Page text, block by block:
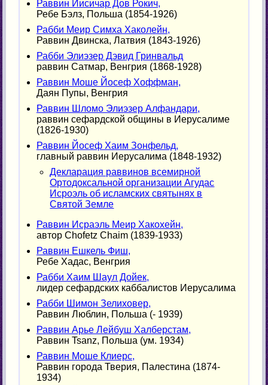
Раввин Йисичар Дов Рокич,
Ребе Бэлз, Польша (1854-1926)
Рабби Меир Симха Хаколейн,
Раввин Двинска, Латвия (1843-1926)
Рабби Элиэзер Дэвид Гринвальд
раввин Сатмар, Венгрия (1868-1928)
Раввин Моше Йосеф Хоффман,
Даян Пупы, Венгрия
Раввин Шломо Элиэзер Алфандари,
раввин сефардской общины в Иерусалиме
(1826-1930)
Раввин Йосеф Хаим Зонфельд,
главный раввин Иерусалима (1848-1932)
Декларация раввинов всемирной
Ортодоксальной организации Агудас
Исроэль об исламских святынях в
Святой Земле
Раввин Исраэль Меир Хакохейн,
автор Chofetz Chaim (1839-1933)
Раввин Ешкель Фиш,
Ребе Хадас, Венгрия
Рабби Хаим Шаул Дойек,
лидер сефардских каббалистов Иерусалима
Рабби Шимон Зелиховер,
Раввин Люблин, Польша (- 1939)
Раввин Арье Лейбуш Халберстам,
Раввин Tsanz, Польша (ум. 1934)
Раввин Моше Клиерс,
Раввин города Тверия, Палестина (1874-
1934)